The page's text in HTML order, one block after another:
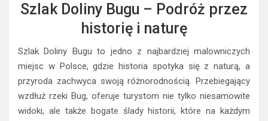
Szlak Doliny Bugu – Podróż przez
historię i naturę
Szlak Doliny Bugu to jedno z najbardziej malowniczych
miejsc w Polsce, gdzie historia spotyka się z naturą, a
przyroda zachwyca swoją różnorodnością. Przebiegający
wzdłuż rzeki Bug, oferuje turystom nie tylko niesamowite
widoki, ale także bogate ślady historii, które na każdym